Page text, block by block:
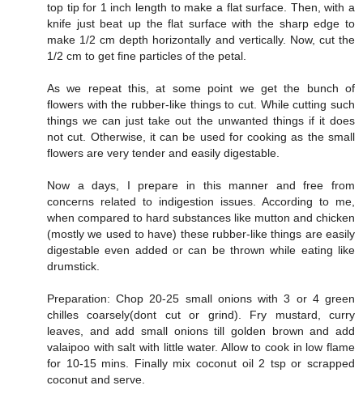
top tip for 1 inch length to make a flat surface. Then, with a
knife just beat up the flat surface with the sharp edge to
make 1/2 cm depth horizontally and vertically. Now, cut the
1/2 cm to get fine particles of the petal.
As we repeat this, at some point we get the bunch of
flowers with the rubber-like things to cut. While cutting such
things we can just take out the unwanted things if it does
not cut. Otherwise, it can be used for cooking as the small
flowers are very tender and easily digestable.
Now a days, I prepare in this manner and free from
concerns related to indigestion issues. According to me,
when compared to hard substances like mutton and chicken
(mostly we used to have) these rubber-like things are easily
digestable even added or can be thrown while eating like
drumstick.
Preparation: Chop 20-25 small onions with 3 or 4 green
chilles coarsely(dont cut or grind). Fry mustard, curry
leaves, and add small onions till golden brown and add
valaipoo with salt with little water. Allow to cook in low flame
for 10-15 mins. Finally mix coconut oil 2 tsp or scrapped
coconut and serve.